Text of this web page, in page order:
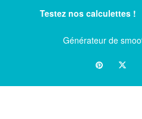
Testez nos calculettes !
Générateur de
PinterestTwitter